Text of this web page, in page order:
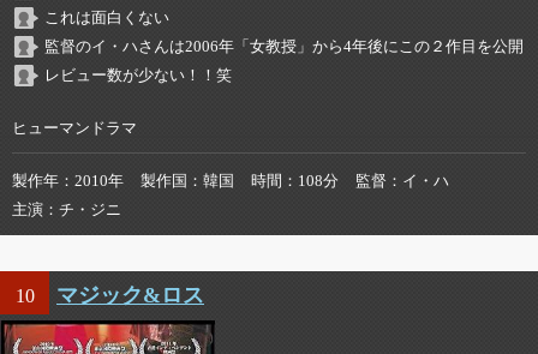
これは面白くない
監督のイ・ハさんは2006年「女教授」から4年後にこの２作目を公開
レビュー数が少ない！！笑
ヒューマンドラマ
製作年 2010年 製作国 韓国 時間 108分 監督
イ・ハ
主演
チ・ジニ
10 マジック&ロス